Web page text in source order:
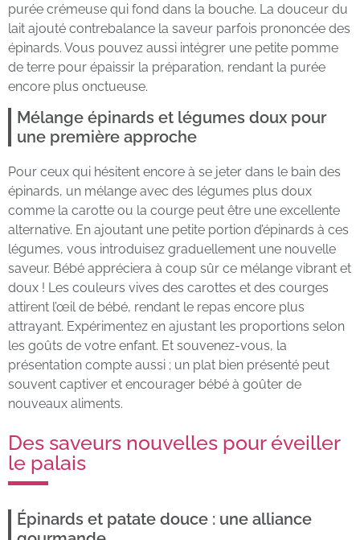
purée crémeuse qui fond dans la bouche. La douceur du
lait ajouté contrebalance la saveur parfois prononcée des
épinards. Vous pouvez aussi intégrer une petite pomme
de terre pour épaissir la préparation, rendant la purée
encore plus onctueuse.
Mélange épinards et légumes doux pour
une première approche
Pour ceux qui hésitent encore à se jeter dans le bain des
épinards, un mélange avec des légumes plus doux
comme la carotte ou la courge peut être une excellente
alternative. En ajoutant une petite portion d’épinards à ces
légumes, vous introduisez graduellement une nouvelle
saveur. Bébé appréciera à coup sûr ce mélange vibrant et
doux ! Les couleurs vives des carottes et des courges
attirent l’œil de bébé, rendant le repas encore plus
attrayant. Expérimentez en ajustant les proportions selon
les goûts de votre enfant. Et souvenez-vous, la
présentation compte aussi ; un plat bien présenté peut
souvent captiver et encourager bébé à goûter de
nouveaux aliments.
Des saveurs nouvelles pour éveiller
le palais
Épinards et patate douce : une alliance